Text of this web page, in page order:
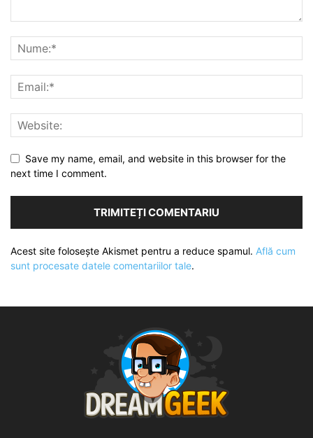
Save my name, email, and website in this browser for the
next time I comment.
Acest site folosește Akismet pentru a reduce spamul. Află cum
sunt procesate datele comentariilor tale.